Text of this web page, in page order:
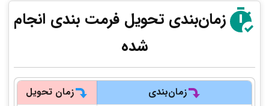
زمان‌بندی تحویل‌ فرمت‌ بندی انجام
شده
زمان‌بندی
زمان تحویل